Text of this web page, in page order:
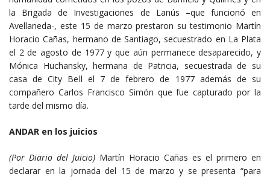
la Brigada de Investigaciones de Lanús –que funcionó en
Avellaneda-, este 15 de marzo prestaron su testimonio Martín
Horacio Cañas, hermano de Santiago, secuestrado en La Plata
el 2 de agosto de 1977 y que aún permanece desaparecido, y
Mónica Huchansky, hermana de Patricia, secuestrada de su
casa de City Bell el 7 de febrero de 1977 además de su
compañero Carlos Francisco Simón que fue capturado por la
tarde del mismo día.
ANDAR en los juicios
(Por Diario del Juicio) Martín Horacio Cañas es el primero en
declarar en la jornada del 15 de marzo y se presenta “para